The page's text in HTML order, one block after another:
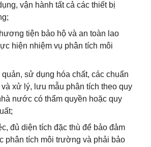
vận hành tất cả các thiết bị
tiện bảo hộ và an toàn lao
hiện nhiệm vụ phân tích môi
sử dụng hóa chất, các chuẩn
xử lý, lưu mẫu phân tích theo quy
nước có thẩm quyền hoặc quy
đủ diện tích đặc thù để bảo đảm
phân tích môi trường và phải bảo